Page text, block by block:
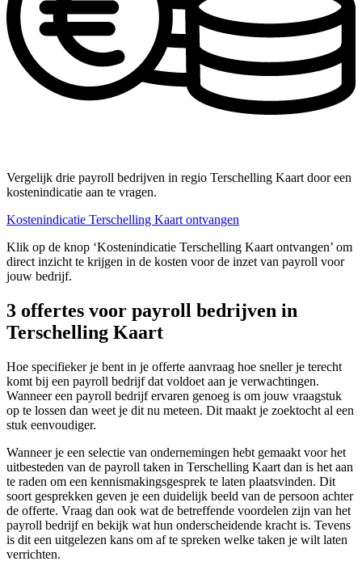
Vergelijk drie payroll bedrijven in regio Terschelling Kaart door een
kostenindicatie aan te vragen.
Kostenindicatie Terschelling Kaart ontvangen
Klik op de knop ‘Kostenindicatie Terschelling Kaart ontvangen’ om
direct inzicht te krijgen in de kosten voor de inzet van payroll voor
jouw bedrijf.
3 offertes voor payroll bedrijven in
Terschelling Kaart
Hoe specifieker je bent in je offerte aanvraag hoe sneller je terecht
komt bij een payroll bedrijf dat voldoet aan je verwachtingen.
Wanneer een payroll bedrijf ervaren genoeg is om jouw vraagstuk
op te lossen dan weet je dit nu meteen. Dit maakt je zoektocht al een
stuk eenvoudiger.
Wanneer je een selectie van ondernemingen hebt gemaakt voor het
uitbesteden van de payroll taken in Terschelling Kaart dan is het aan
te raden om een kennismakingsgesprek te laten plaatsvinden. Dit
soort gesprekken geven je een duidelijk beeld van de persoon achter
de offerte. Vraag dan ook wat de betreffende voordelen zijn van het
payroll bedrijf en bekijk wat hun onderscheidende kracht is. Tevens
is dit een uitgelezen kans om af te spreken welke taken je wilt laten
verrichten.